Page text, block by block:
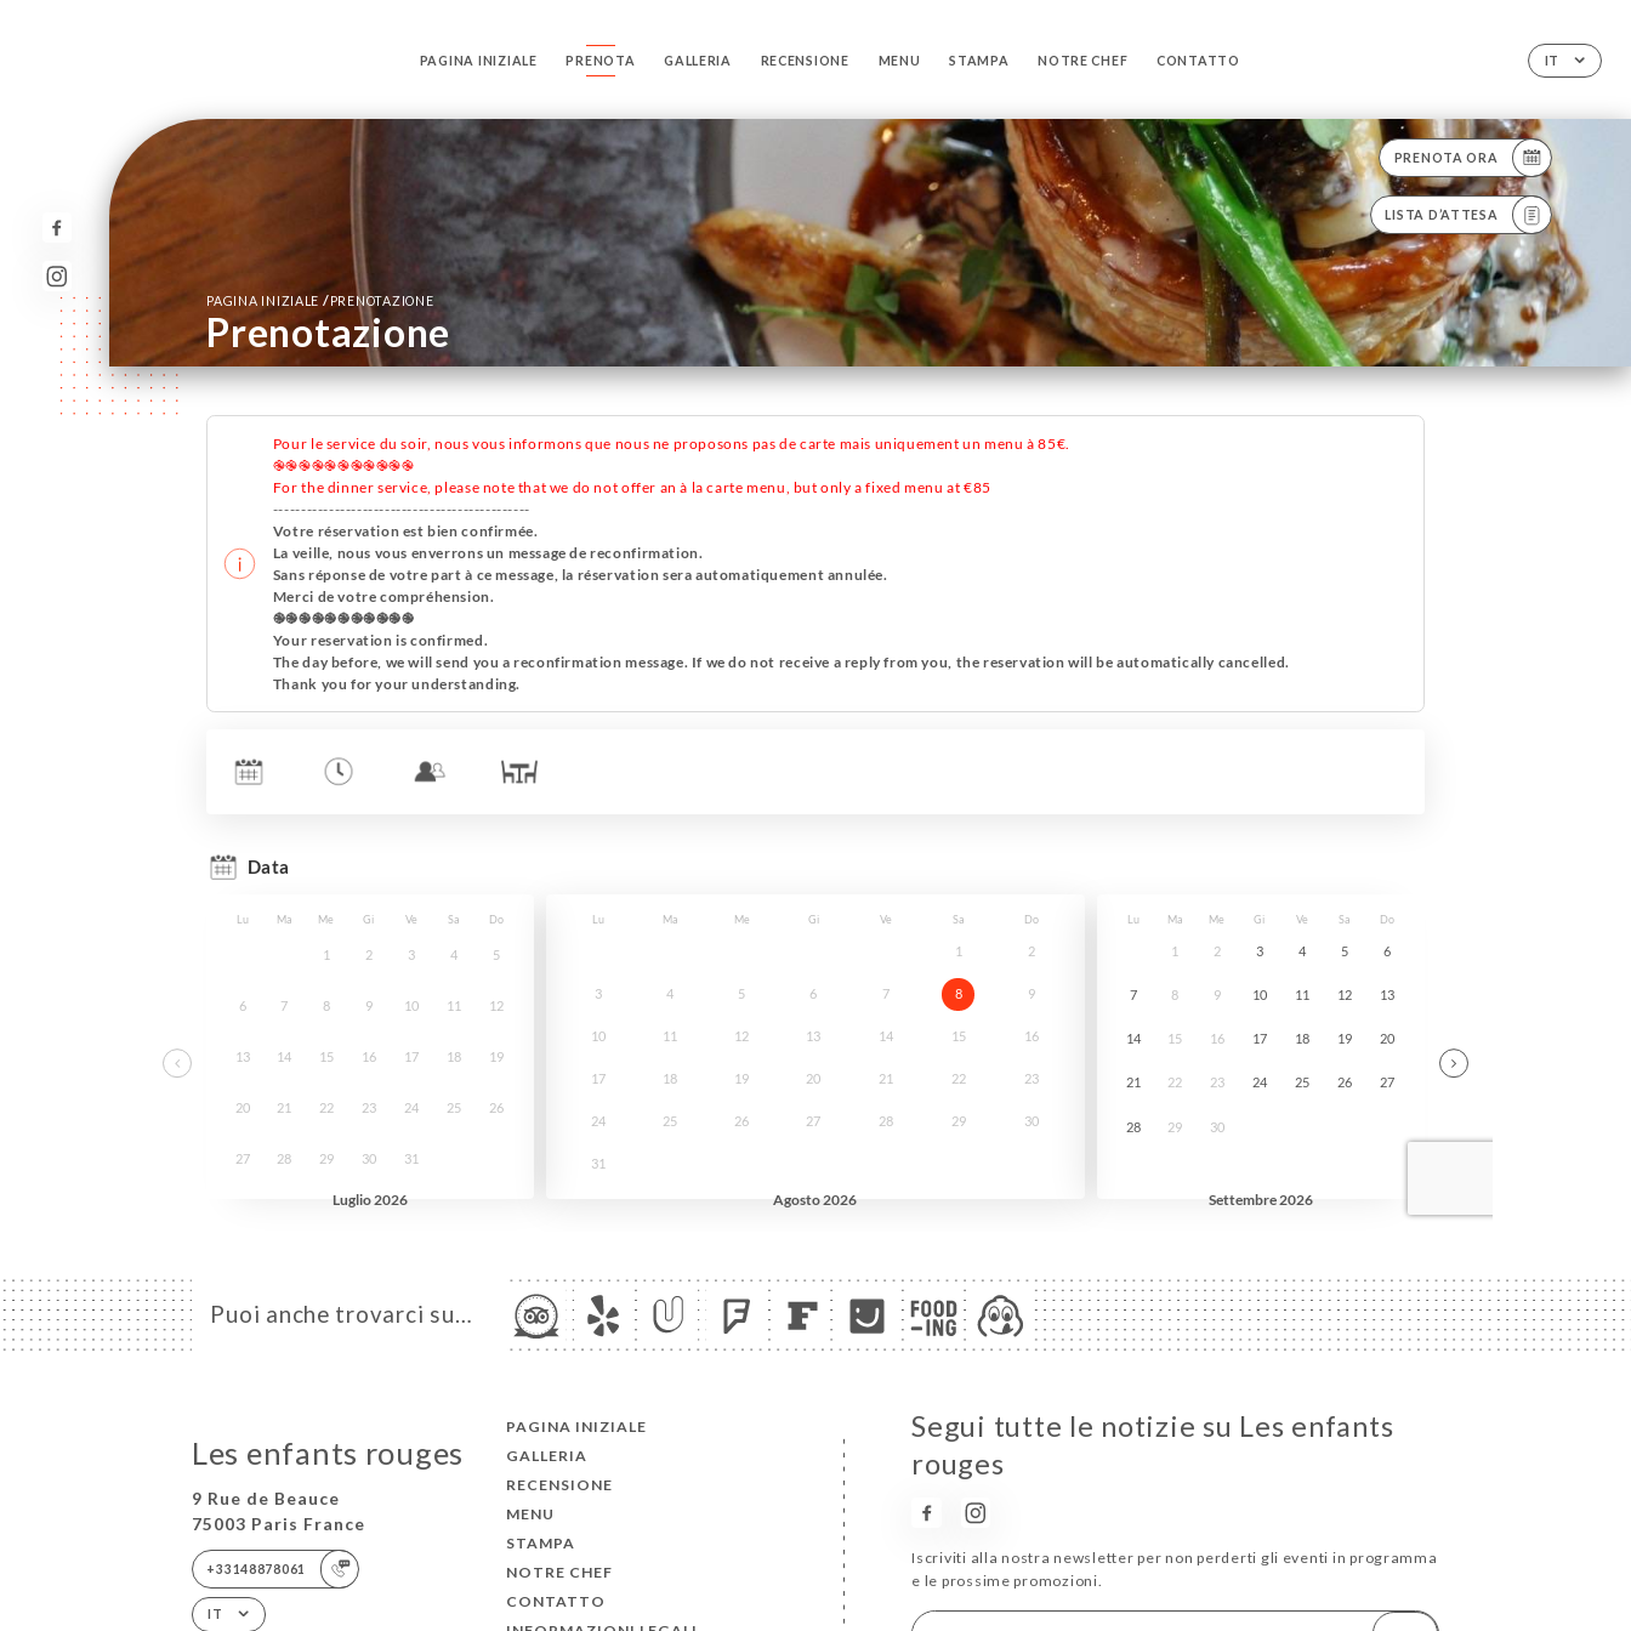
IT
PAGINA INIZIALE PRENOTA GALLERIA RECENSIONE MENU STAMPA NOTRE CHEF CONTATTO
PRENOTA ORA
LISTA D’ATTESA
PAGINA INIZIALE / PRENOTAZIONE
Prenotazione
Puoi anche trovarci su…
Les enfants rouges
9 Rue de Beauce
75003 Paris France
+33148878061
IT
PAGINA INIZIALE
GALLERIA
RECENSIONE
MENU
STAMPA
NOTRE CHEF
CONTATTO
Segui tutte le notizie su Les enfants
rouges
Iscriviti alla nostra newsletter per non perderti gli eventi in programma
e le prossime promozioni.